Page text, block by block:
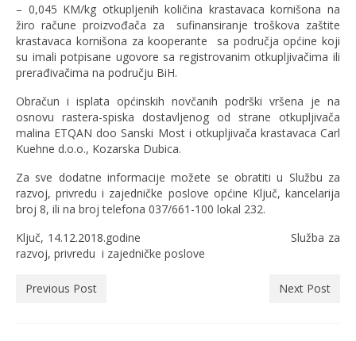
– 0,045 KM/kg otkupljenih količina krastavaca kornišona na
žiro račune proizvođača za sufinansiranje troškova zaštite
krastavaca kornišona za kooperante sa područja općine koji
su imali potpisane ugovore sa registrovanim otkupljivačima ili
prerađivačima na području BiH.
Obračun i isplata općinskih novčanih podrški vršena je na
osnovu rastera-spiska dostavljenog od strane otkupljivača
malina ETQAN doo Sanski Most i otkupljivača krastavaca Carl
Kuehne d.o.o., Kozarska Dubica.
Za sve dodatne informacije možete se obratiti u Službu za
razvoj, privredu i zajedničke poslove općine Ključ, kancelarija
broj 8, ili na broj telefona 037/661-100 lokal 232.
Ključ, 14.12.2018.godine Služba za
razvoj, privredu i zajedničke poslove
Previous Post Next Post